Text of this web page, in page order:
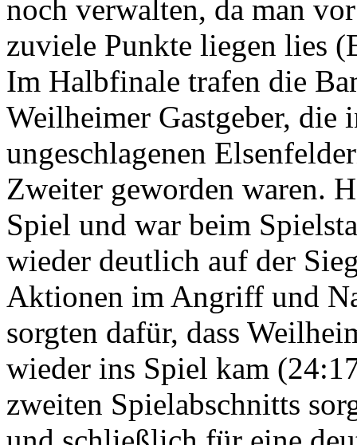
noch verwalten, da man
zuviele Punkte liegen lies
Im Halbfinale trafen die
Weilheimer Gastgeber, die
ungeschlagenen
Zweiter geworden waren.
Spiel und war beim
wieder deutlich auf der
Aktionen im Angriff und
sorgten dafür, dass
wieder ins Spiel kam
zweiten Spielabschnitts